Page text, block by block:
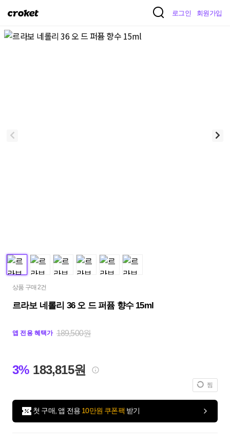
크
켓
로그인 회원가입
상품 구매 2건
르라보 네롤리 36 오 드 퍼퓸 향수 15ml
앱 전용 혜택가 189,500원
3% 183,815원
찜
첫 구매, 앱 전용 10만원 쿠폰팩 받기